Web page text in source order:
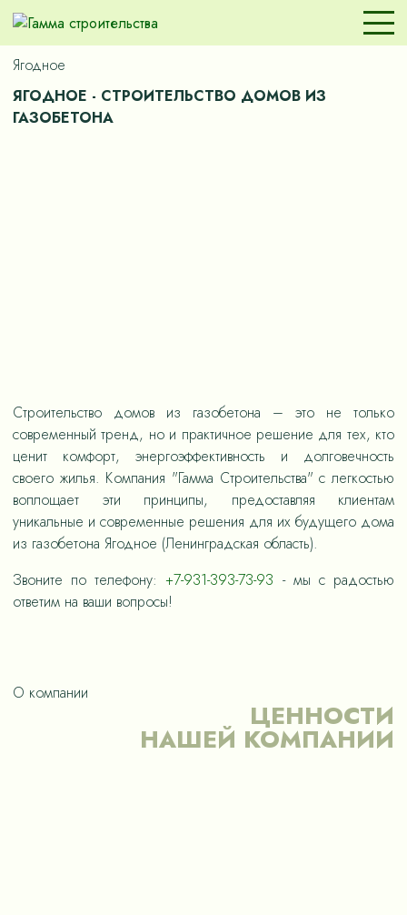
Ягодное
ЯГОДНОЕ - СТРОИТЕЛЬСТВО ДОМОВ ИЗ
ГАЗОБЕТОНА
Строительство домов из газобетона – это не только
современный тренд, но и практичное решение для тех, кто
ценит комфорт, энергоэффективность и долговечность
своего жилья. Компания "Гамма Строительства" с легкостью
воплощает эти принципы, предоставляя клиентам
уникальные и современные решения для их будущего дома
из газобетона Ягодное (Ленинградская область).
Звоните по телефону:+7-931-393-73-93 - мы с радостью
ответим на ваши вопросы!
О компании
ЦЕННОСТИ
НАШЕЙ КОМПАНИИ